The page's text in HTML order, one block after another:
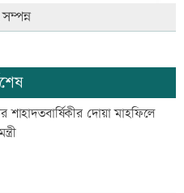
শাহাদতবার্ষিকীর দোয়া মাহফিলে